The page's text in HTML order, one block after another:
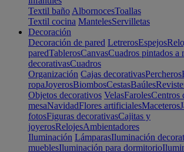
Textil baño AlbornocesToallas
Textil cocina MantelesServilletas
Decoración
Decoración de pared LetrerosEspejos
paredTablerosCanvasCuadros pintados a
decorativasCuadros
Organización Cajas decorativasPercheros
ropaJoyerosBiombosCestasBaúles
Objetos decorativos VelasFarolesCentros
mesaNavidadFlores artificialesMaceteros
fotosFiguras decorativasCajitas y
joyerosRelojesAmbientadores
Iluminación LámparasIluminación
mueblesIluminación para dormitorio